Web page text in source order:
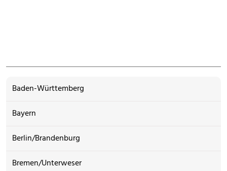
Baden-Württemberg
Bayern
Berlin/Brandenburg
Bremen/Unterweser